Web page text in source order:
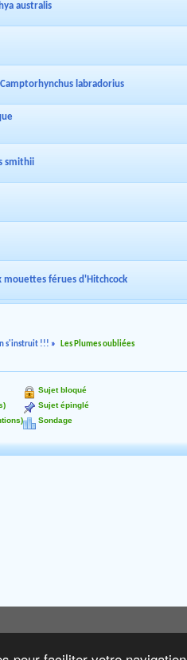
australis
labradorius
smithii
mouettes férues d'Hitchcock
s'instruit !!! » Les Plumes oubliées
Sujet bloqué
Sujet épinglé
Sondage